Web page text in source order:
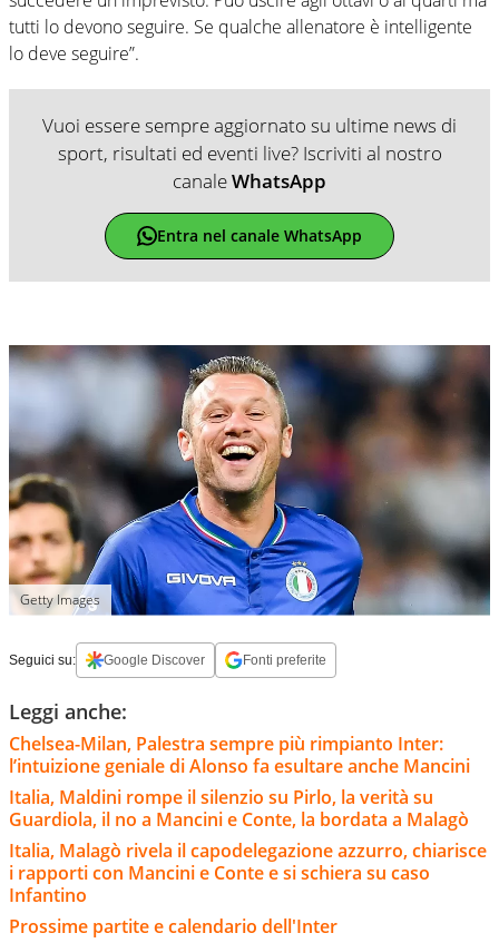
tutti lo devono seguire. Se qualche allenatore è intelligente
lo deve seguire”.
Vuoi essere sempre aggiornato su ultime news di
sport, risultati ed eventi live? Iscriviti al nostro
canaleWhatsApp
Entra nel canale WhatsApp
Getty Images
Seguici su: Google Discover Fonti preferite
Leggi anche:
Chelsea-Milan, Palestra sempre più rimpianto Inter:
l’intuizione geniale di Alonso fa esultare anche Mancini
Italia, Maldini rompe il silenzio su Pirlo, la verità su
Guardiola, il no a Mancini e Conte, la bordata a Malagò
Italia, Malagò rivela il capodelegazione azzurro, chiarisce
i rapporti con Mancini e Conte e si schiera su caso
Infantino
Prossime partite e calendario dell'Inter